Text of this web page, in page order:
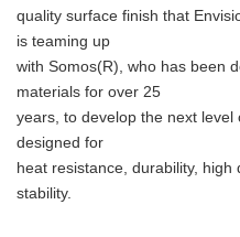
quality surface finish that
is teaming up
with Somos(R), who has been
materials for over 25
years, to develop the next
designed for
heat resistance, durability, high
stability.